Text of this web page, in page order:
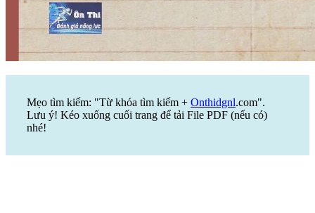
Mẹo tìm kiếm: "Từ khóa tìm kiếm + Onthidgnl.com".
Lưu ý! Kéo xuống cuối trang để tải File PDF (nếu có)
nhé!